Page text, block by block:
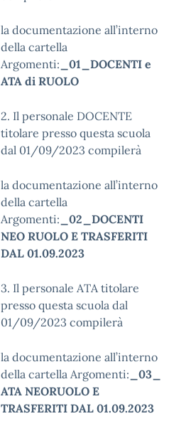
la documentazione all’interno
della cartella
Argomenti: _01_DOCENTI e
ATA di RUOLO
2. Il personale DOCENTE
titolare presso questa scuola
dal 01/09/2023 compilerà
la documentazione all’interno
della cartella
Argomenti: _02_DOCENTI
NEO RUOLO E TRASFERITI
DAL 01.09.2023
3. Il personale ATA titolare
presso questa scuola dal
01/09/2023 compilerà
la documentazione all’interno
della cartella Argomenti: _03_
ATA NEORUOLO E
TRASFERITI DAL 01.09.2023